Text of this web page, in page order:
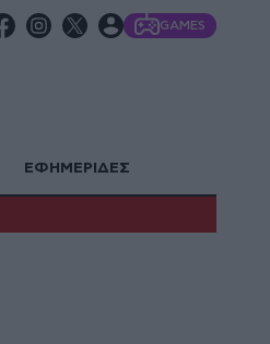
GAMES
ΕΦΗΜΕΡΙΔΕΣ